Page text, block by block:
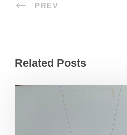
PREV
Related Posts